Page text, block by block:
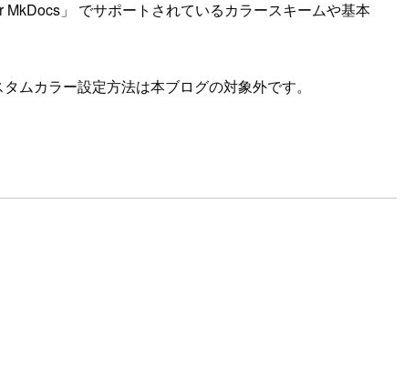
」 でサポートされているカラースキームや基本
ムカラー設定方法は本ブログの対象外です。